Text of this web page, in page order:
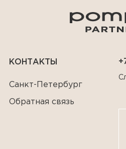
КОНТАКТЫ
Санкт-Петербург
Обратная связь